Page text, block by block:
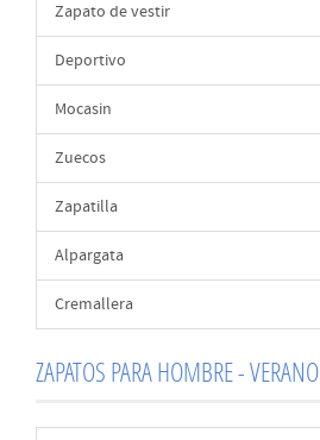
Zapato de vestir
Deportivo
Mocasin
Zuecos
Zapatilla
Alpargata
Cremallera
ZAPATOS PARA HOMBRE - VERANO